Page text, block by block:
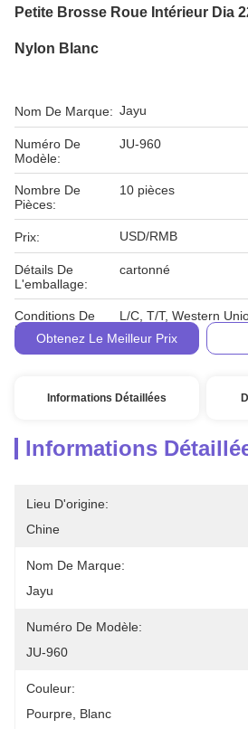
Petite Brosse Roue Intérieur Dia
Nylon Blanc
Nom De Marque: Jayu
Numéro De
Modèle:
JU-960
Nombre De
Pièces:
10 pièces
Prix: USD/RMB
Détails De
L'emballage:
cartonné
Conditions De
Paiement:
L/C, T/T, Western
Obtenez Le Meilleur Prix
Informations Détaillées
Informations
Lieu D'origine:
Chine
Nom De Marque:
Jayu
Numéro De Modèle:
JU-960
Couleur:
Pourpre, Blanc